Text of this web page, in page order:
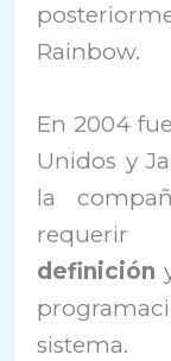
Rainbow.
En 2004
Unidos y
la
requerir
definición
sistema.